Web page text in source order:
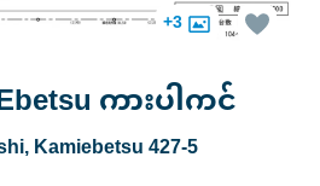
ကားပါကင်
Kamiebetsu 427-5
+3